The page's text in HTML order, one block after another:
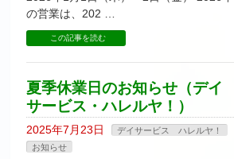
の営業は、202 …
この記事を読む
夏季休業日のお知らせ（デイ
サービス・ハレルヤ！）
2025年7月23日
デイサービス ハレルヤ！
お知らせ